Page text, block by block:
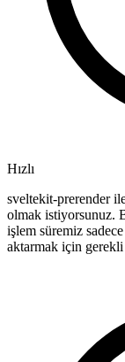
Hızlı
sveltekit-prerender
olmak istiyorsunuz.
işlem süremiz
aktarmak için gerekli